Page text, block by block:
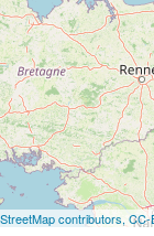
contributors, CC-